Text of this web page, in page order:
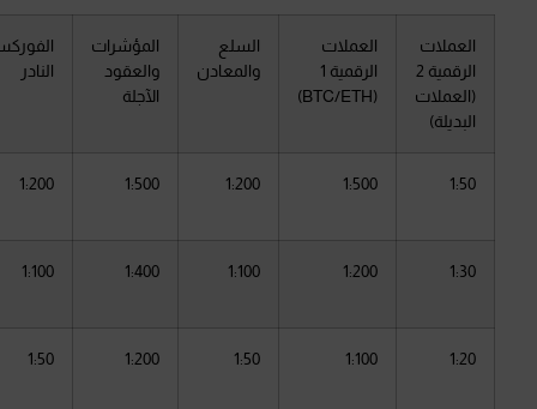
العملات
الرقمية 2
(العملات
البديلة)
العملات
الرقمية 1
(BTC/ETH)
السلع
والمعادن
المؤشرات
والعقود
الآجلة
النادر
1:50
1:500
1:200
1:500
1:200
1:30
1:200
1:100
1:400
1:100
1:20
1:100
1:50
1:200
1:50